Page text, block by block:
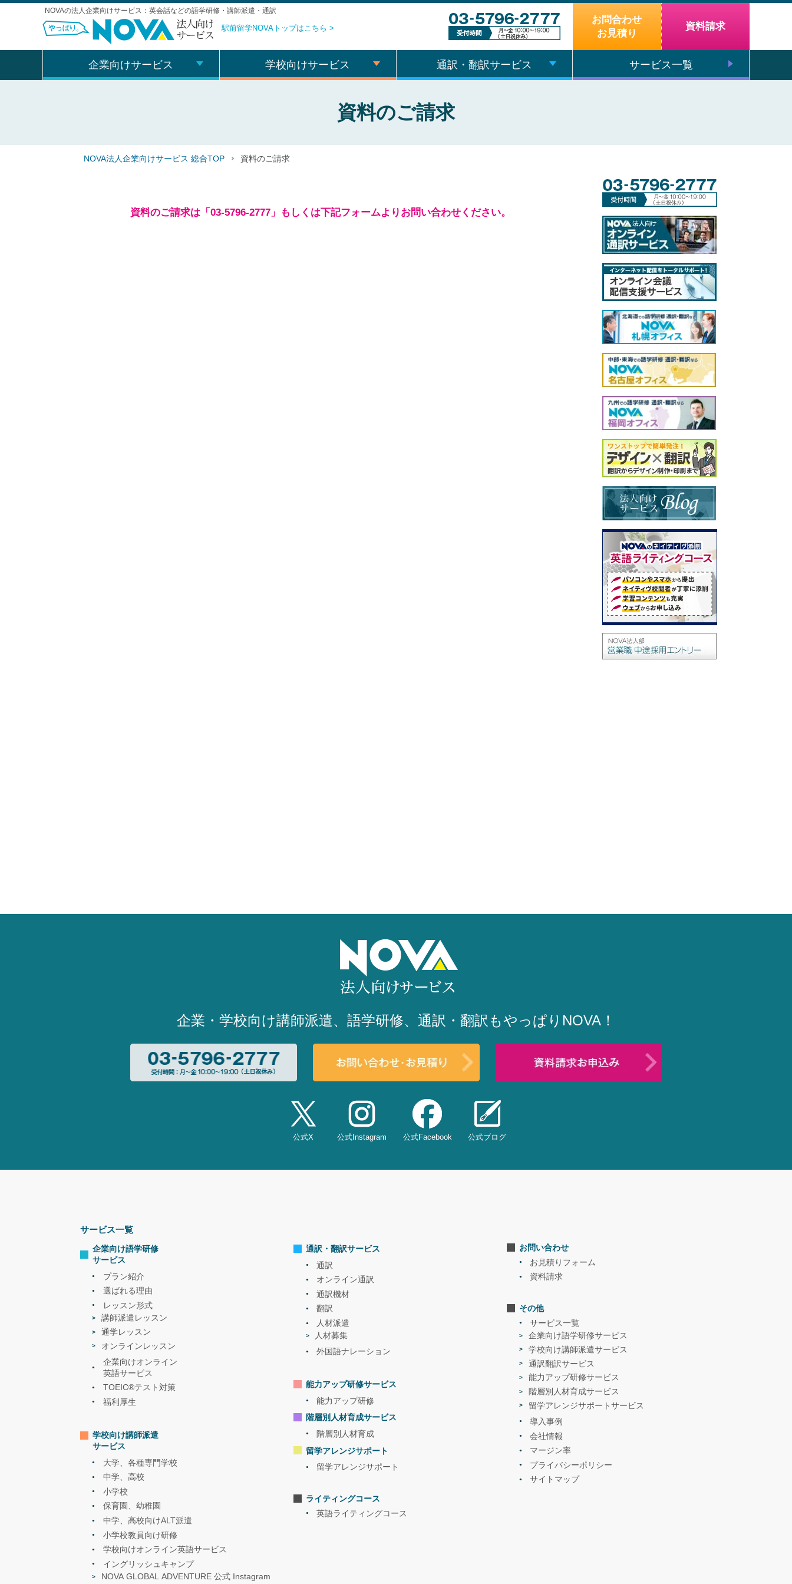
NOVAの法人企業向けサービス：英会話などの語学研修・講師派遣・通訳
駅前留学NOVAトップはこちら >
お問合わせ
お見積り
資料請求
企業向けサービス 学校向けサービス 通訳・翻訳サービス サービス一覧
資料のご請求
NOVA法人企業向けサービス 総合TOP 資料のご請求
資料のご請求は 「03-5796-2777」もしくは下記フォームよりお問い合わせください。
企業・学校向け講師派遣、語学研修、 通訳・翻訳もやっぱりNOVA！
公式X 公式Instagram 公式Facebook 公式ブログ
サービス一覧
企業向け語学研修
サービス
プラン紹介
選ばれる理由
レッスン形式
講師派遣レッスン
通学レッスン
オンラインレッスン
企業向けオンライン
英語サービス
TOEIC®テスト対策
福利厚生
学校向け講師派遣
サービス
大学、各種専門学校
中学、高校
小学校
保育園、幼稚園
中学、高校向けALT派遣
小学校教員向け研修
学校向けオンライン英語サービス
イングリッシュキャンプ
NOVA GLOBAL ADVENTURE 公式 Instagram
通訳・翻訳サービス
通訳
オンライン通訳
通訳機材
翻訳
人材派遣
人材募集
外国語ナレーション
能力アップ研修サービス
能力アップ研修
階層別人材育成サービス
階層別人材育成
留学アレンジサポート
留学アレンジサポート
ライティングコース
英語ライティングコース
お問い合わせ
お見積りフォーム
資料請求
その他
サービス一覧
企業向け語学研修サービス
学校向け講師派遣サービス
通訳翻訳サービス
能力アップ研修サービス
階層別人材育成サービス
留学アレンジサポートサービス
導入事例
会社情報
マージン率
プライバシーポリシー
サイトマップ